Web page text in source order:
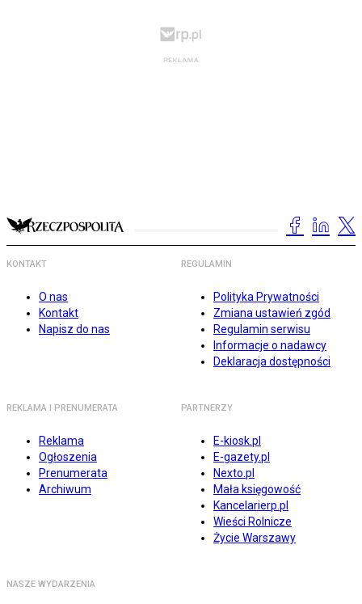
KONTAKT
O nas
Kontakt
Napisz do nas
REGULAMIN
Polityka Prywatności
Zmiana ustawień zgód
Regulamin serwisu
Informacje o nadawcy
Deklaracja dostępności
REKLAMA I PRENUMERATA
Reklama
Ogłoszenia
Prenumerata
Archiwum
PARTNERZY
E-kiosk.pl
E-gazety.pl
Nexto.pl
Mała księgowość
Kancelarierp.pl
Wieści Rolnicze
Życie Warszawy
NASZE WYDARZENIA